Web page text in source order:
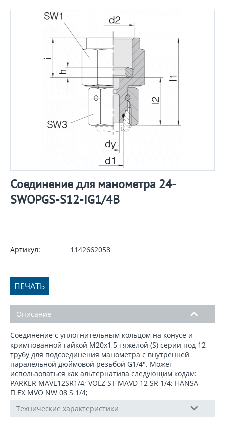
Соединение для манометра 24-
SWOPGS-S12-IG1/4B
Артикул: 1142662058
ПЕЧАТЬ
Описание
Соединение с уплотнительным кольцом на конусе и
кримпованной гайкой М20x1,5 тяжелой (S) серии под 12
трубу для подсоединения манометра с внутренней
паралельной дюймовой резьбой G1/4". Может
использоваться как альтернатива следующим кодам:
PARKER MAVE12SR1/4; VOLZ ST MAVD 12 SR 1/4; HANSA-
FLEX MVO NW 08 S 1/4;
Технические характеристики